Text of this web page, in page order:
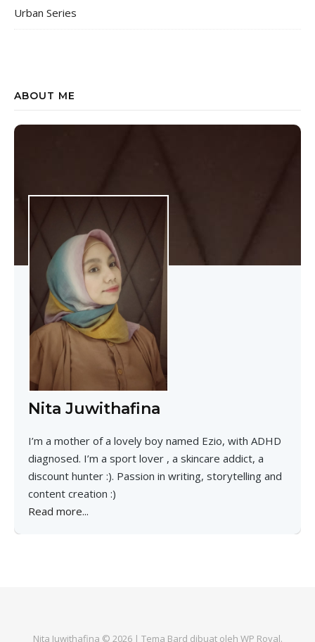
Urban Series
ABOUT ME
Nita Juwithafina
I’m a mother of a lovely boy named Ezio, with ADHD
diagnosed. I’m a sport lover , a skincare addict, a
discount hunter :). Passion in writing, storytelling and
content creation :)
Read more...
Nita Juwithafina © 2026 | Tema Bard dibuat oleh WP Royal.